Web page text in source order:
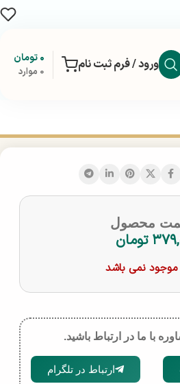
ورود / فرم ثبت نام 0 موارد
۰تومان
محصول
تومان
موجود نمی باشد
با ما در ارتباط باشید.
ارتباط در تلگرام